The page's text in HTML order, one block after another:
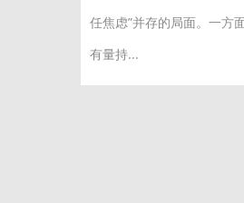
任焦虑”并存的局面。一方
有量持...